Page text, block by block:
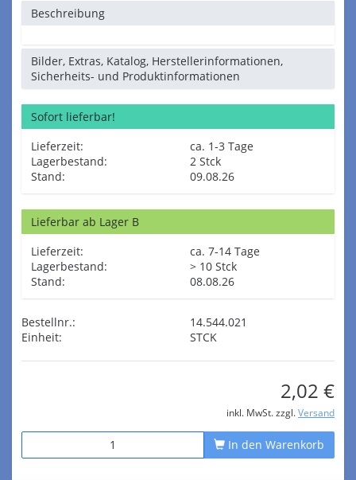
Beschreibung
Bilder, Extras, Katalog, Herstellerinformationen,
Sicherheits- und Produktinformationen
Sofort lieferbar!
Lieferzeit:
ca. 1-3 Tage
Lagerbestand:
2 Stck
Stand:
09.08.26
Lieferbar ab Lager B
Lieferzeit:
ca. 7-14 Tage
Lagerbestand:
> 10 Stck
Stand:
08.08.26
Bestellnr.:
14.544.021
Einheit:
STCK
2,02 €
inkl. MwSt. zzgl. Versand
In den Warenkorb